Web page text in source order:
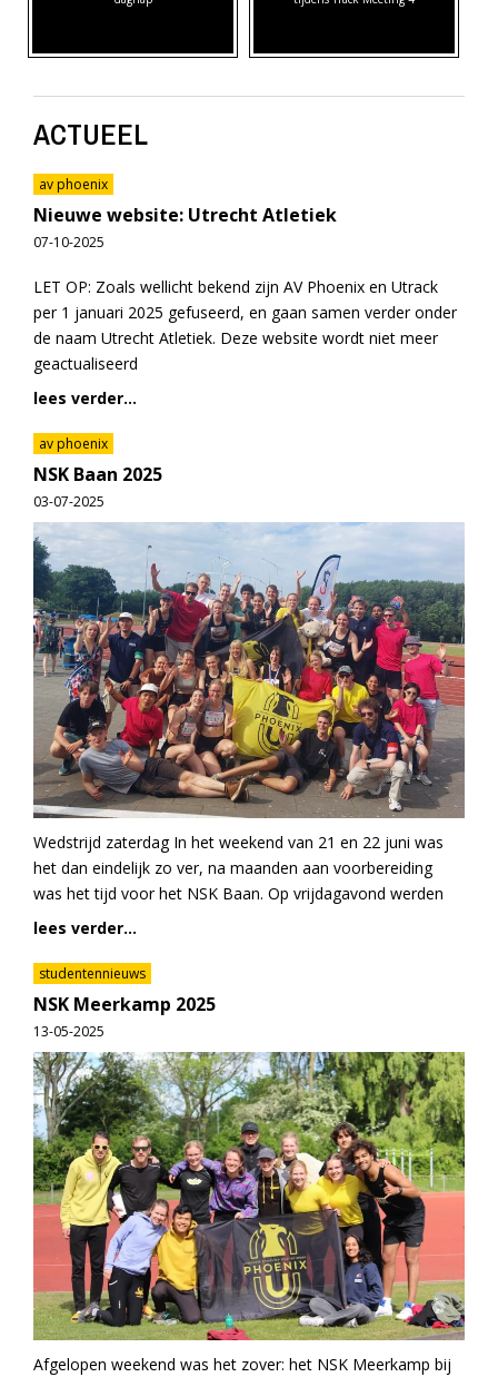
ACTUEEL
av phoenix
Nieuwe website: Utrecht Atletiek
07-10-2025
LET OP: Zoals wellicht bekend zijn AV Phoenix en Utrack
per 1 januari 2025 gefuseerd, en gaan samen verder onder
de naam Utrecht Atletiek. Deze website wordt niet meer
geactualiseerd
lees verder...
av phoenix
NSK Baan 2025
03-07-2025
Wedstrijd zaterdag In het weekend van 21 en 22 juni was
het dan eindelijk zo ver, na maanden aan voorbereiding
was het tijd voor het NSK Baan. Op vrijdagavond werden
lees verder...
studentennieuws
NSK Meerkamp 2025
13-05-2025
Afgelopen weekend was het zover: het NSK Meerkamp bij